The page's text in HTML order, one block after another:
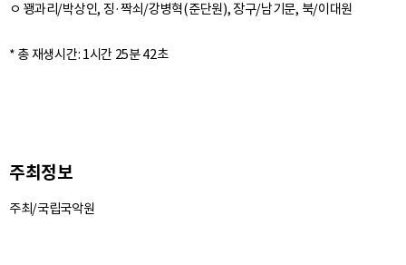
ㅇ 꽹과리/박상인, 징·짝쇠/강병혁(준단원), 장구/남기문, 북/이대원
* 총 재생시간: 1시간 25분 42초
주최정보
주최/국립국악원